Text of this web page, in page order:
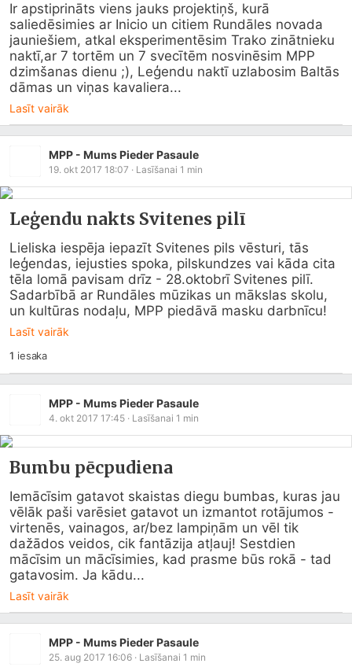
Ir apstiprināts viens jauks projektiņš, kurā
saliedēsimies ar Inicio un citiem Rundāles novada
jauniešiem, atkal eksperimentēsim Trako zinātnieku
naktī,ar 7 tortēm un 7 svecītēm nosvinēsim MPP
dzimšanas dienu ;), Leģendu naktī uzlabosim Baltās
dāmas un viņas kavaliera...
Lasīt vairāk
MPP - Mums Pieder Pasaule
19. okt 2017 18:07 · Lasīšanai 1 min
Leģendu nakts Svitenes pilī
Lieliska iespēja iepazīt Svitenes pils vēsturi, tās
leģendas, iejusties spoka, pilskundzes vai kāda cita
tēla lomā pavisam drīz - 28.oktobrī Svitenes pilī.
Sadarbībā ar Rundāles mūzikas un mākslas skolu,
un kultūras nodaļu, MPP piedāvā masku darbnīcu!
Lasīt vairāk
1 iesaka
MPP - Mums Pieder Pasaule
4. okt 2017 17:45 · Lasīšanai 1 min
Bumbu pēcpudiena
Iemācīsim gatavot skaistas diegu bumbas, kuras jau
vēlāk paši varēsiet gatavot un izmantot rotājumos -
virtenēs, vainagos, ar/bez lampiņām un vēl tik
dažādos veidos, cik fantāzija atļauj! Sestdien
mācīsim un mācīsimies, kad prasme būs rokā - tad
gatavosim. Ja kādu...
Lasīt vairāk
MPP - Mums Pieder Pasaule
25. aug 2017 16:06 · Lasīšanai 1 min